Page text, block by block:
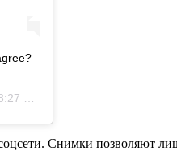
Снимки позволяют